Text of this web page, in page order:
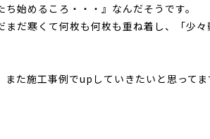
ち始めるころ・・・』なんだそうです
だ寒くて何枚も何枚も重ね着し、「少
また施工事例でupしていきたいと思っ